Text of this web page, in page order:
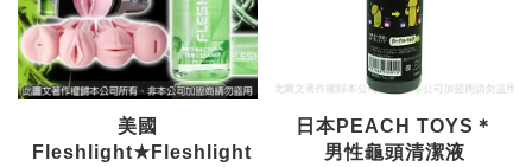
美國
Fleshlight★Fleshlight
日本PEACH TOYS＊
男性龜頭清潔液